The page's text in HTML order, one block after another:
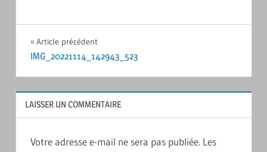
Navigation
de
l’article
Article précédent
IMG_20221114_142943_523
LAISSER UN COMMENTAIRE
Votre adresse e-mail ne sera pas publiée. Les